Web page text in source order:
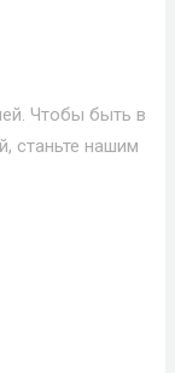
Чтобы быть в
станьте нашим